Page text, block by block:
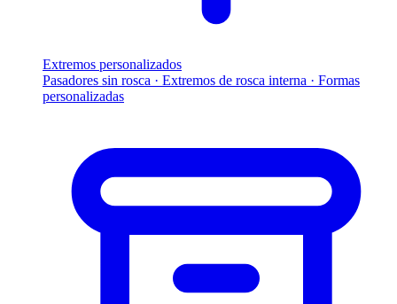
Extremos personalizados
Pasadores sin rosca · Extremos de rosca interna · Formas
personalizadas